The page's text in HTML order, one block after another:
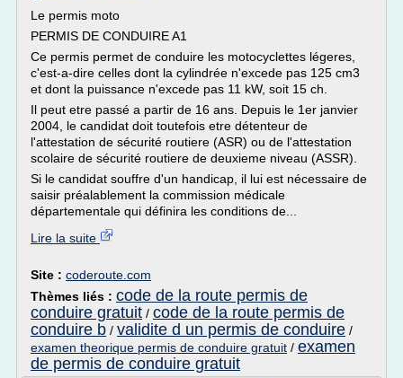
Le permis moto
PERMIS DE CONDUIRE A1
Ce permis permet de conduire les motocyclettes légeres,
c'est-a-dire celles dont la cylindrée n'excede pas 125 cm3
et dont la puissance n'excede pas 11 kW, soit 15 ch.
Il peut etre passé a partir de 16 ans. Depuis le 1er janvier
2004, le candidat doit toutefois etre détenteur de
l'attestation de sécurité routiere (ASR) ou de l'attestation
scolaire de sécurité routiere de deuxieme niveau (ASSR).
Si le candidat souffre d'un handicap, il lui est nécessaire de
saisir préalablement la commission médicale
départementale qui définira les conditions de...
Lire la suite
Site : coderoute.com
Thèmes liés : code de la route permis de
conduire gratuit / code de la route permis de
conduire b / validite d un permis de conduire /
examen theorique permis de conduire gratuit / examen
de permis de conduire gratuit